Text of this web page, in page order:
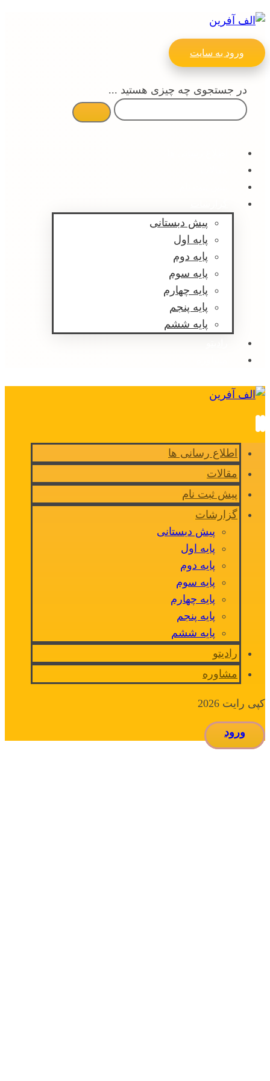
ورود به سایت
در جستجوی چه چیزی هستید ...
پیش دبستانی
پایه اول
پایه دوم
پایه سوم
پایه چهارم
پایه پنجم
پایه ششم
اطلاع رسانی ها
مقالات
پیش ثبت نام
گزارشات
پیش دبستانی
پایه اول
پایه دوم
پایه سوم
پایه چهارم
پایه پنجم
پایه ششم
رادیتو
مشاوره
کپی رایت 2026
ورود